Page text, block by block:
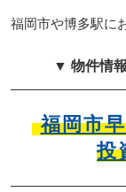
福岡市や博多駅に
▼ 物件情
福岡市
投